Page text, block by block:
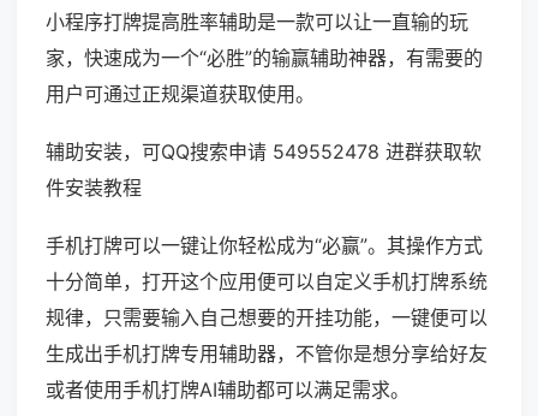
小程序打牌提高胜率辅助是一款可以让一直输的玩
家，快速成为一个“必胜”的输赢辅助神器，有需要的
用户可通过正规渠道获取使用。
辅助安装，可QQ搜索申请 549552478 进群获取软
件安装教程
手机打牌可以一键让你轻松成为“必赢”。其操作方式
十分简单，打开这个应用便可以自定义手机打牌系统
规律，只需要输入自己想要的开挂功能，一键便可以
生成出手机打牌专用辅助器，不管你是想分享给好友
或者使用手机打牌AI辅助都可以满足需求。